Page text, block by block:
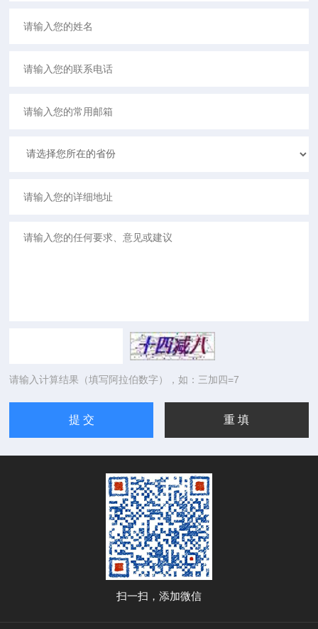
请输入计算结果（填写阿拉伯数字），如：三加四=7
扫一扫，添加微信